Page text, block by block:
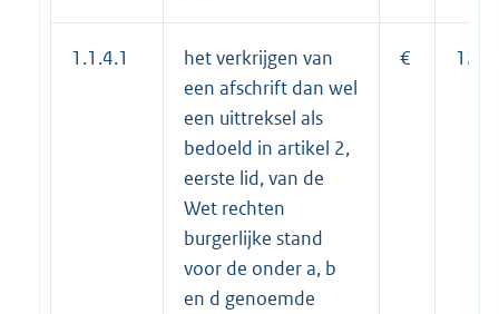
1.1.4.1
het verkrijgen van
een afschrift dan wel
een uittreksel als
bedoeld in artikel 2,
eerste lid, van de
Wet rechten
burgerlijke stand
voor de onder a, b
en d genoemde
€